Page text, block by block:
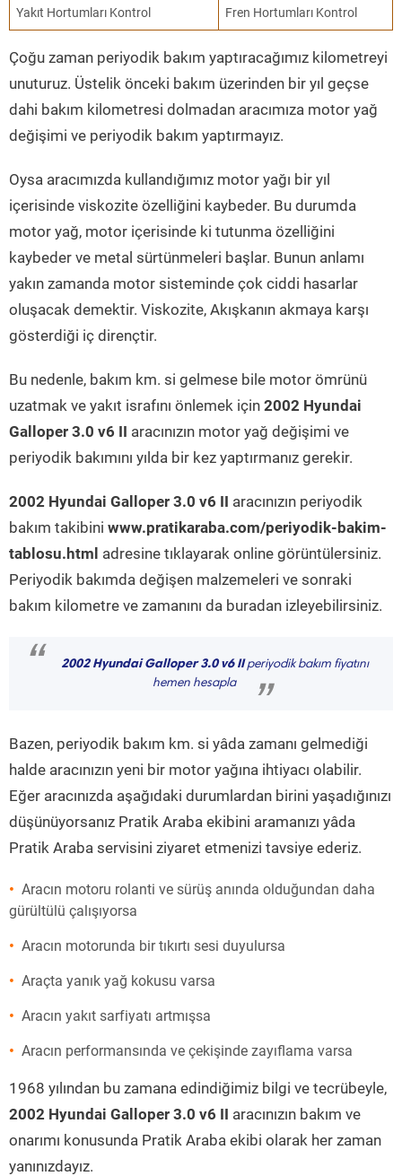
Yakıt Hortumları Kontrol Fren Hortumları Kontrol
Çoğu zaman periyodik bakım yaptıracağımız kilometreyi
unuturuz. Üstelik önceki bakım üzerinden bir yıl geçse
dahi bakım kilometresi dolmadan aracımıza motor yağ
değişimi ve periyodik bakım yaptırmayız.
Oysa aracımızda kullandığımız motor yağı bir yıl
içerisinde viskozite özelliğini kaybeder. Bu durumda
motor yağ, motor içerisinde ki tutunma özelliğini
kaybeder ve metal sürtünmeleri başlar. Bunun anlamı
yakın zamanda motor sisteminde çok ciddi hasarlar
oluşacak demektir. Viskozite, Akışkanın akmaya karşı
gösterdiği iç dirençtir.
Bu nedenle, bakım km. si gelmese bile motor ömrünü
uzatmak ve yakıt israfını önlemek için 2002 Hyundai
Galloper 3.0 v6 II aracınızın motor yağ değişimi ve
periyodik bakımını yılda bir kez yaptırmanız gerekir.
2002 Hyundai Galloper 3.0 v6 II aracınızın periyodik
bakım takibini www.pratikaraba.com/periyodik-bakim-
tablosu.html adresine tıklayarak online görüntülersiniz.
Periyodik bakımda değişen malzemeleri ve sonraki
bakım kilometre ve zamanını da buradan izleyebilirsiniz.
“ 2002 Hyundai Galloper 3.0 v6 IIperiyodik bakım fiyatını
hemen hesapla
”
Bazen, periyodik bakım km. si yâda zamanı gelmediği
halde aracınızın yeni bir motor yağına ihtiyacı olabilir.
Eğer aracınızda aşağıdaki durumlardan birini yaşadığınızı
düşünüyorsanız Pratik Araba ekibini aramanızı yâda
Pratik Araba servisini ziyaret etmenizi tavsiye ederiz.
Aracın motoru rolanti ve sürüş anında olduğundan daha
gürültülü çalışıyorsa
Aracın motorunda bir tıkırtı sesi duyulursa
Araçta yanık yağ kokusu varsa
Aracın yakıt sarfiyatı artmışsa
Aracın performansında ve çekişinde zayıflama varsa
1968 yılından bu zamana edindiğimiz bilgi ve tecrübeyle,
2002 Hyundai Galloper 3.0 v6 II aracınızın bakım ve
onarımı konusunda Pratik Araba ekibi olarak her zaman
yanınızdayız.